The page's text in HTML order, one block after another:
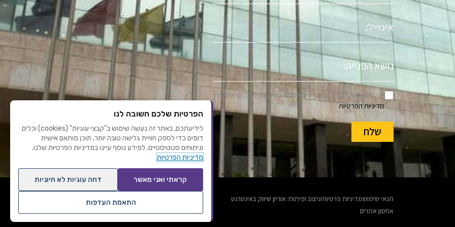
אימייל
הפניה
אני מסכים/ה לקבל תכנים שיווקיים ועדכונים באימייל. קראתי את
מדיניות הפרטיות
שלח
תנאי שימושמדיניות פרטיותעיצוב ופיתוח: אוריון שיווק באינטרנט
אחסון אתרים
הפרטיות שלכם חשובה לנו
לידיעתכם, באתר זה נעשה שימוש ב"קבצי עוגיות" (cookies) וכלים
דומים כדי לספק חוויית גלישה טובה יותר, תוכן מותאם אישית
וניתוחים סטטיסטיים. למידע נוסף עיינו במדיניות הפרטיות שלנו.
מדיניות הפרטיות
קראתי ואני מאשר דחה עוגיות לא חיוניות
התאמת העדפות